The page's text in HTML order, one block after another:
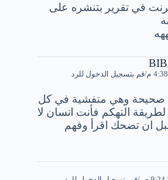
في تقرير بتنشره على
قم بتسجيل الدخول للرد
صحيحة وهي متفشية في كل
لطريقة التهكم فأنت انسان لا
ان تضحك اقرأ وفهم